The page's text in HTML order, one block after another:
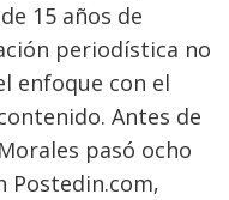
15 años de
periodística no
enfoque con el
Antes de
pasó ocho
Postedin.com,